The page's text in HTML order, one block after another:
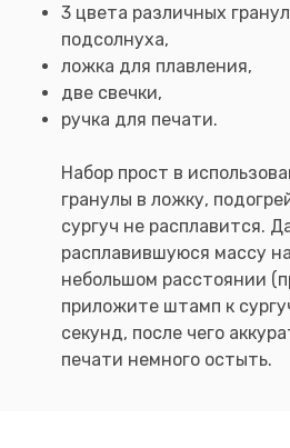
3 цвета различных
подсолнуха,
ложка для плавления,
две свечки,
ручка для печати.
Набор прост в
гранулы в ложку,
сургуч не расплавится.
расплавившуюся массу
небольшом расстоянии
приложите штамп к
секунд, после чего
печати немного остыть.